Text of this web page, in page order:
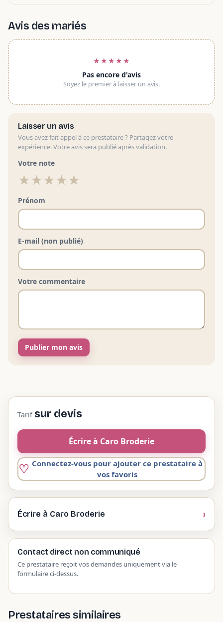
Avis des mariés
★★★★★
Pas encore d'avis
Soyez le premier à laisser un avis.
Laisser un avis
Vous avez fait appel à ce prestataire ? Partagez votre
expérience. Votre avis sera publié après validation.
Votre note
★★★★★
Prénom
E-mail (non publié)
Votre commentaire
Publier mon avis
Tarif sur devis
Écrire à Caro Broderie
Connectez-vous pour ajouter ce prestataire à
vos favoris
Écrire à Caro Broderie
Contact direct non communiqué
Ce prestataire reçoit vos demandes uniquement via le
formulaire ci-dessus.
Prestataires similaires